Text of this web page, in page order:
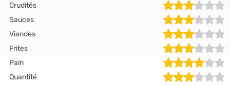
Crudités
Sauces
Viandes
Frites
Pain
Quantité